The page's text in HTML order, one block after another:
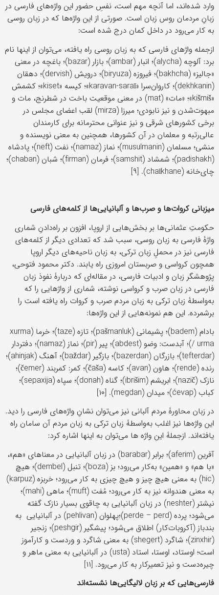
وارد شده‌اند، اما آنچه مهم است، نفسِ حضور این واژه‌های فارسی در
زبانِ مردمان روس زبان است. صورتی از این واژه‌ها که در زبان روسی
به کار می‌رود در داخل کمان درج شده است:
ازجمله واژهای فارسی که به زبان روسی راه یافته، می‌توان از اینها نام
برد: آلوچه (alycha)؛ انبار (ambar)؛ بازار (bazar)؛ باغچه در معنی
«جالیز» (bakhcha)؛ فیروزه (biryuza)؛ درویش (dervish)؛ دهقان
(dekhkanin)؛ کاروان‌سرا «karavan-saraī»؛ کیسه «kiset»؛ کشمش
«kišmiš»؛ «مات» (mat) در معنی موقعیت باخت در شطرنج، مات و
مبهوت‌شدن و نیز نابودی؛ میرزا (mirza) لقب اعضای مجلس در
برخی کشورهای شرقی و نیز عنوانی محترمانه برای کارمندان
عالی‌رتبه و معلمان در آن کشورها، همچنین به معنی نویسنده و
منشی؛ مسلمان (musulmanin)؛ نماز (namaz)؛ نفت (neft)؛ پادشاه
(padishakh)؛ شمشاد (samshit)؛ فرمان (firman)؛ شبان (chaban)؛
چای‌خانه (chaīkhane). [۹]
میزبانی کروات‌ها و صرب‌ها و آلبانیایی‌ها از کلمه‌های فارسی
حکومتِ عثمانی‌ها بر بخش‌هایی از اروپا، افزون بر راه‌دادنِ شماری
واژۀ فارسی به زبان روسی، سبب شد که تعدادی دیگر از کلمه‌های
فارسی نیز در محملِ زبان ترکی، به زبان ناحیه‌های دیگر اروپا
همچون کرواسی و صربستان امروزی راه یابند. دکتر محمود فتوحی،
پژوهشگر زبان و ادبیات فارسی، در مقاله‌ای که دربارۀ نفوذ زبان
فارسی در زبان صرب و کرواسی نوشته، شماری از واژهایی را که
به‌واسطۀ زبان ترکی به زبان مردم صرب و کروات راه یافته است را
برشمرده. این هم نمونه‌هایی از این واژه‌ها:
بادام (badem)؛ پشیمانی (pašmanluk)؛ تازه (taze)؛ خرما (xurma
/ urma)؛ آبدست: وضو (abdest)؛ پیر (pir)؛ نماز (namaz)؛ دفتردار
(tefterdar)؛ بازرگان (bazerdan)؛ بازگیر (baždar)؛ آهنگ (ahinjak)؛
رنده (rende)؛ هاون (avan)؛ کاسه (čaša)؛ کمر: کمربند (čemer)؛
نازک (nazič)؛ ابریشم (ibrišim)؛ گناه (donah)؛ سپاه (sepaxija)؛
کباب (ćevap)؛ میدان (megdan). [۱۰]
در زبان محاورۀ مردم آلبانی نیز می‌توان نشانِ واژه‌های فارسی را دید.
این واژه‌ها نیز اغلب به‌واسطۀ زبان ترکی به زبان مردم آن سامان راه
یافته‌اند. ازجملۀ این واژه ها می‌توان به اینها اشاره کرد:
آفرین (aferim)؛ برابر (barabar) در زبان آلبانیایی در معناهای «هم»،
«با هم» و «همین» به‌کار می‌رود؛ بز (boza)؛ تنبل (dembel)؛ هیچ
(hic) به معنی هیچ چیز و هیچ چیزی به کار می‌رود؛ خربزه (karpuz)
به معنی هندوانه نیز به کار می‌رود؛ مُفت (muft)؛ ماهی (mahi)؛
نیشتر (neshter) در زبان آلبانیایی به چاقوی بسیار نازک گفته
می‌شود؛ پرده (perde – perd)؛پهلوان (pehlivan) در آلبانیایی به
بندباز (آکروبات‌کار) اطلاق می‌شود؛ پیشگیر (peshgir)؛ زنجیر
(zinxhir)؛ شاگرد (shegert) به معنی شاگرد و وردست و کارآموز
است؛ اوستاد، اوستا، استاد (usta) در آلبانیایی به معنی ماهر و
چیره‌دست و نیز تعمیرکار به کار می‌رود. [۱۱]
فارسی‌هایی که بر زبان لالیگایی‌ها نشسته‌اند